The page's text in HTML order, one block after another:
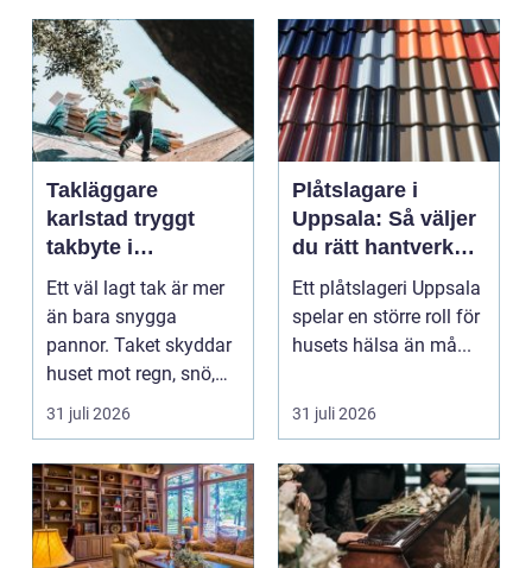
Takläggare
karlstad tryggt
takbyte i
värmländskt klimat
Ett väl lagt tak är mer
än bara snygga
pannor. Taket skyddar
huset mot regn, snö,
blåst och stark vå...
31 juli 2026
Plåtslagare i
Uppsala: Så väljer
du rätt hantverkare
för tak och fasad
Ett plåtslageri Uppsala
spelar en större roll för
husets hälsa än må...
31 juli 2026